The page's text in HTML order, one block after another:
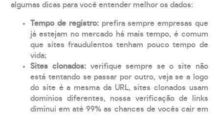
algumas dicas para você entender melhor os dados:
Tempo de registro: prefira sempre empresas que
já estejam no mercado há mais tempo, é comum
que sites fraudulentos tenham pouco tempo de
vida;
Sites clonados: verifique sempre se o site não
está tentando se passar por outro, veja se a logo
do site é a mesma da URL, sites clonados usam
domínios diferentes, nossa verificação de links
diminui em até 99% as chances de vocês cair em